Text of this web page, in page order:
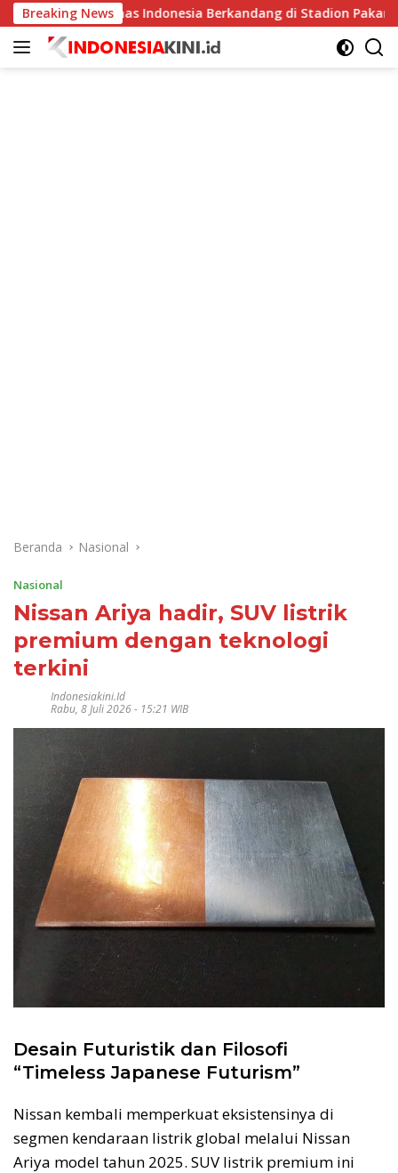
Langsung
ke
konten
Breaking News
Timnas Indonesia Berkandang di Stadion Pakansari pada
Beranda Nasional
Nasional
Nissan Ariya hadir, SUV listrik
premium dengan teknologi
terkini
Indonesiakini.id
Rabu, 8 Juli 2026 - 15:21 WIB
Desain Futuristik dan Filosofi
“Timeless Japanese Futurism”
Nissan kembali memperkuat eksistensinya di
segmen kendaraan listrik global melalui Nissan
Ariya model tahun 2025. SUV listrik premium ini